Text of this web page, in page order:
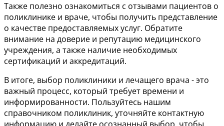
Также полезно ознакомиться с отзывами пациентов о
поликлинике и враче, чтобы получить представление
о качестве предоставляемых услуг. Обратите
внимание на доверие и репутацию медицинского
учреждения, а также наличие необходимых
сертификаций и аккредитаций.
В итоге, выбор поликлиники и лечащего врача - это
важный процесс, который требует времени и
информированности. Пользуйтесь нашим
справочником поликлиник, уточняйте контактную